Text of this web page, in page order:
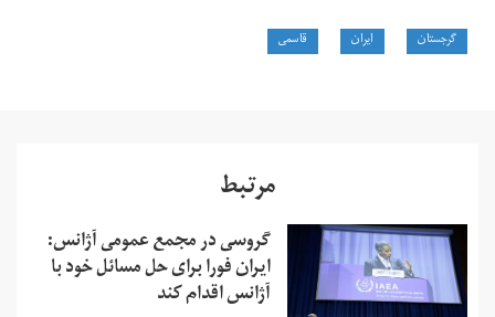
گرجستان ایران قاسمی
مرتبط
گروسی در مجمع عمومی آژانس:
ایران فورا برای حل مسائل خود با
آژانس اقدام کند